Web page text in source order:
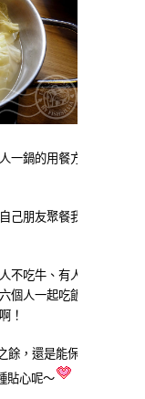
一鍋的用餐方
己朋友聚餐我
不吃牛、有人
個人一起吃飯
！
餘，還是能保
貼心呢～